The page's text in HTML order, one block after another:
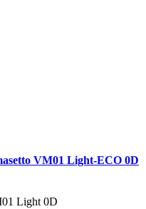
VM01 Light-ECO 0D
Light 0D